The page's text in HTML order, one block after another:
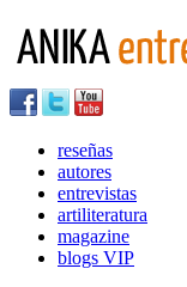
reseñas
autores
entrevistas
artiliteratura
magazine
blogs VIP